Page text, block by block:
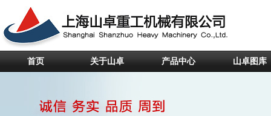
首页 关于山卓 产品中心 山卓图库